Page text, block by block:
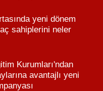
yeni dönem
sahiplerini neler
Kurumları'ndan
avantajlı yeni